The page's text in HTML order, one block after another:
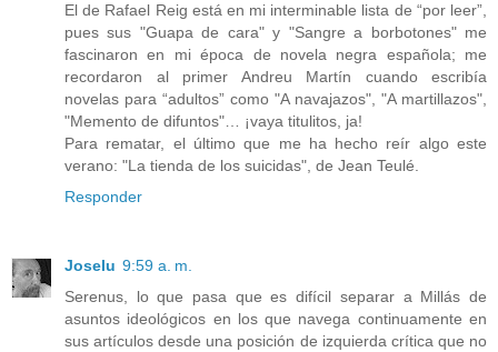
El de Rafael Reig está en mi interminable lista de “por leer”,
pues sus "Guapa de cara" y "Sangre a borbotones" me
fascinaron en mi época de novela negra española; me
recordaron al primer Andreu Martín cuando escribía
novelas para “adultos” como "A navajazos", "A martillazos",
"Memento de difuntos"… ¡vaya titulitos, ja!
Para rematar, el último que me ha hecho reír algo este
verano: "La tienda de los suicidas", de Jean Teulé.
Responder
Joselu 9:59 a. m.
Serenus, lo que pasa que es difícil separar a Millás de
asuntos ideológicos en los que navega continuamente en
sus artículos desde una posición de izquierda crítica que no